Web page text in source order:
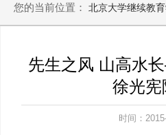
您的当前位置： 北京大学继续教
先生之风 山高水
徐光宪
时间：